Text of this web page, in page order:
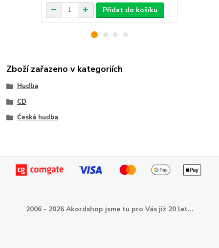
Přidat do košíku
Zboží zařazeno v kategoriích
Hudba
CD
Česká hudba
2006 - 2026 Akordshop jsme tu pro Vás již 20 let...